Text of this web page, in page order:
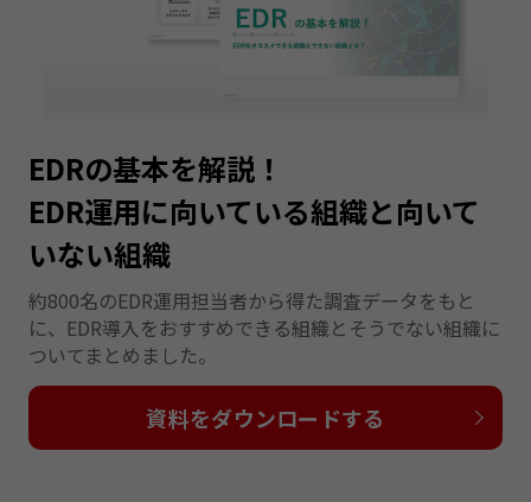
EDRの基本を解説！
EDR運用に向いている組織と向いて
いない組織
約800名のEDR運用担当者から得た調査データをもと
に、EDR導入をおすすめできる組織とそうでない組織に
ついてまとめました。
資料をダウンロードする